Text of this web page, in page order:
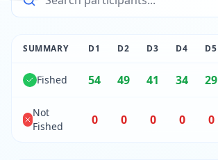
SUMMARY D1 D2 D3 D4 D5
Fished 54 49 41 34 29
Not
Fished
0 0 0 0 0